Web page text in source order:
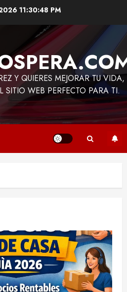
11:30:48 PM
Y QUIERES MEJORAR TU VIDA,
SITIO WEB PERFECTO PARA TI.